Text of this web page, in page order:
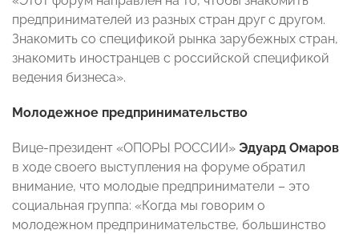
предпринимателей из разных стран друг с другом.
Знакомить со спецификой рынка зарубежных стран,
знакомить иностранцев с российской спецификой
ведения бизнеса».
Молодежное предпринимательство
Вице-президент «ОПОРЫ РОССИИ» Эдуард Омаров
в ходе своего выступления на форуме обратил
внимание, что молодые предприниматели – это
социальная группа: «Когда мы говорим о
молодежном предпринимательстве, большинство